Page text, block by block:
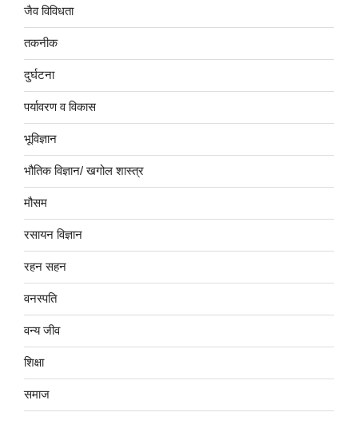
जैव विविधता
तकनीक
दुर्घटना
पर्यावरण व विकास
भूविज्ञान
भौतिक विज्ञान/ खगोल शास्त्र
मौसम
रसायन विज्ञान
रहन सहन
वनस्पति
वन्य जीव
शिक्षा
समाज